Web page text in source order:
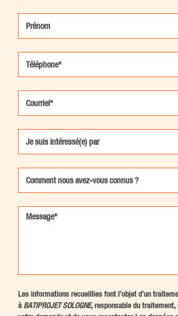
Les informations recueillies font l’objet d’un
àBATIPROJET SOLOGNE, responsable du traitement,